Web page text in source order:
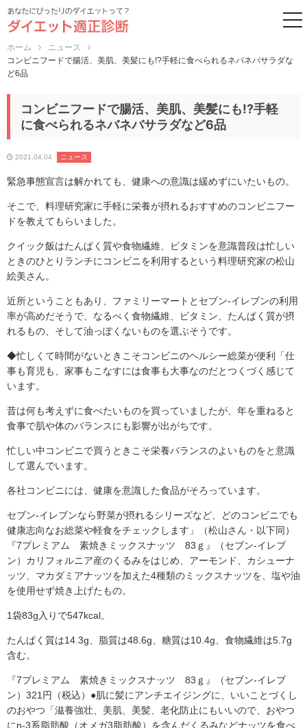
ホーム
ニュース
コンビニフードで腸活、美肌、美髪にも!?手軽に食べられるネバネバサラダな
ど6品
コンビニフードで腸活、美肌、美髪にも!?手軽
に食べられるネバネバサラダなど6品
2021.04.04 ニュース
緊急事態宣言は解かれても、健康への意識は緩めずにいたいもの。
そこで、料理研究家に手軽に栄養が摂れるおすすめのコンビニフー
ドを教えてもらいました。
クイック飯はたんぱく質や食物繊維、ビタミンを意識普段は忙しい
ときのひとりランチにコンビニを利用するという料理研究家の松山
絵美さん。
近所ということもあり、ファミリーマートとセブン-イレブンの利用
率が高めだそうで、なるべく食物繊維、ビタミン、たんぱく質が摂
れるもの、そして油っぽくないものを選ぶそうです。
◆忙しくて時間がないときこそコンビニのヘルシー総菜が便利「仕
事も育児も、家事もこなすには食事も大事なのだとつくづく感じて
います。
昔は何も考えずに食べたいものを買っていましたが、年を重ねると
食事で肌や体のバランスにも影響が出がちです。
忙しい中コンビニで買うときこそ栄養バランスのよいものをと意識
して選んでいます。
各社コンビニには、健康を意識した食品がそろっています。
セブン-イレブンなら野菜が摂れるシリーズなど、どのコンビニでも
健康志向なお総菜や軽食をチェックします」（松山さん・以下同）
『7プレミアム 素焼きミックスナッツ 83ｇ』（セブン-イレブ
ン）カリフォルニア産のくるみをはじめ、アーモンド、カシューナ
ッツ、マカダミアナッツを加えた4種類のミックスナッツを、塩や油
を使用せず焼き上げたもの。
1袋83g入りで547kcal。
たんぱく質は14.3g、脂質は48.6g、糖質は10.4g、食物繊維は5.7g
含む。
『7プレミアム 素焼きミックスナッツ 83ｇ』（セブン-イレブ
ン）321円（税込）●肌に髪にアンチエイジングに、いいことづくし
のおやつ「滋養強壮、美肌、美髪、老化防止にもいいので、おやつ
にn-3系脂肪酸（オメガ3脂肪酸）を含んだくるみなどナッツを食べ